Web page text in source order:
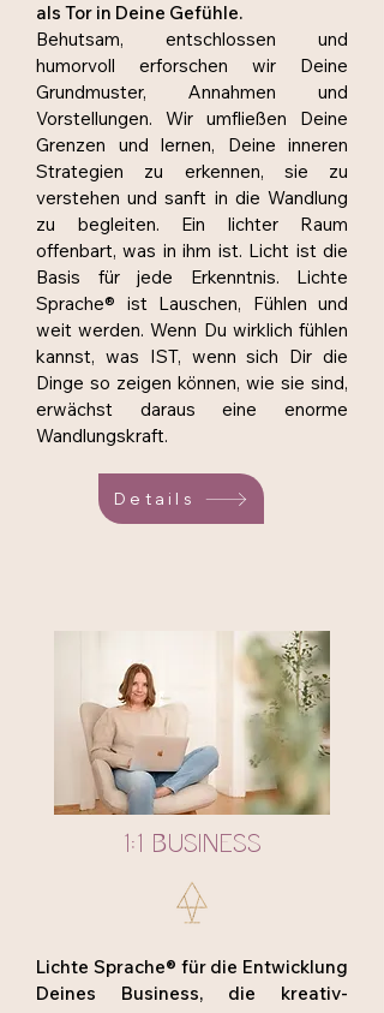
als Tor in Deine Gefühle.
Behutsam, entschlossen und
humorvoll erforschen wir Deine
Grundmuster, Annahmen und
Vorstellungen. Wir umfließen Deine
Grenzen und lernen, Deine inneren
Strategien zu erkennen, sie zu
verstehen und sanft in die Wandlung
zu begleiten. Ein lichter Raum
offenbart, was in ihm ist. Licht ist die
Basis für jede Erkenntnis. Lichte
Sprache® ist Lauschen, Fühlen und
weit werden. Wenn Du wirklich fühlen
kannst, was IST, wenn sich Dir die
Dinge so zeigen können, wie sie sind,
erwächst daraus eine enorme
Wandlungskraft.
Details
1:1 BUSINESS
Lichte Sprache® für die Entwicklung
Deines Business, die kreativ-